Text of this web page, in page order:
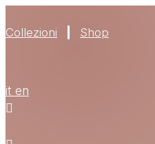
Collezioni Shop
it en